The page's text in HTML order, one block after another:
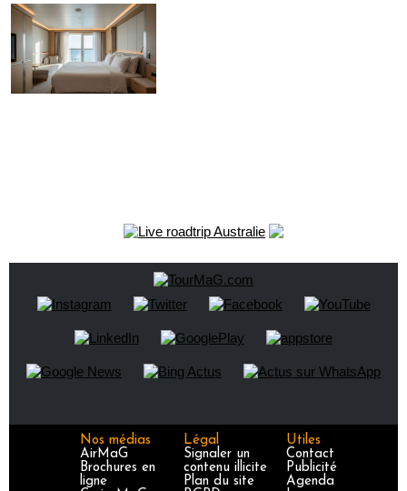
Nos médias
AirMaG
Brochures en
ligne
Légal
Signaler un
contenu illicite
Plan du site
Utiles
Contact
Publicité
Agenda